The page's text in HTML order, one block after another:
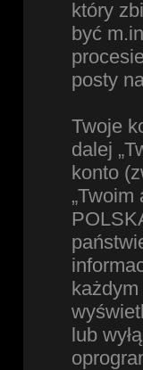
który
być
posty
Twoje
dalej
konto
lub